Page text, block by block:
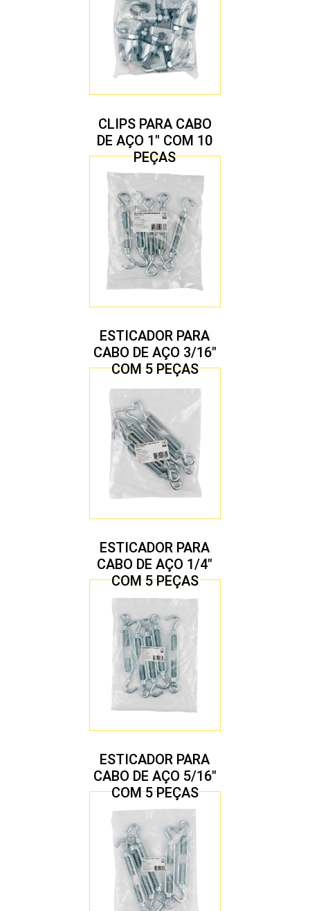
CLIPS PARA CABO
DE AÇO 1″ COM 10
PEÇAS
ESTICADOR PARA
CABO DE AÇO 3/16″
COM 5 PEÇAS
ESTICADOR PARA
CABO DE AÇO 1/4″
COM 5 PEÇAS
ESTICADOR PARA
CABO DE AÇO 5/16″
COM 5 PEÇAS